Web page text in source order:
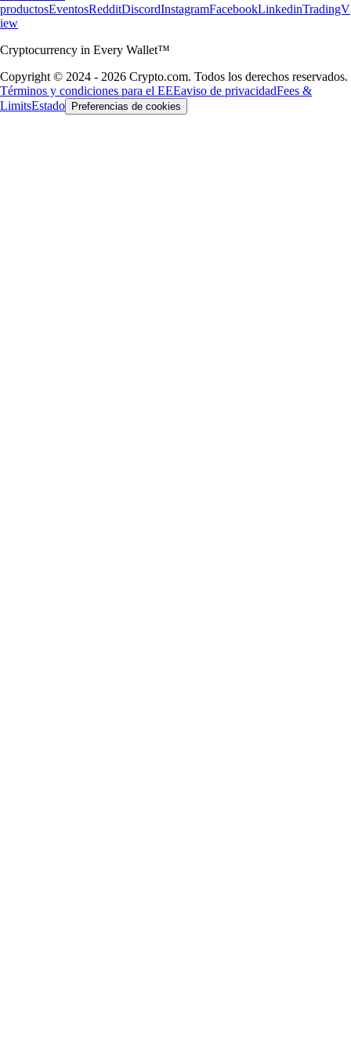
productosEventosRedditDiscordInstagramFacebookLinkedinTradingV
iew
Cryptocurrency in Every Wallet™
Copyright © 2024 - 2026 Crypto.com. Todos los derechos reservados.
Términos y condiciones para el EEEaviso de privacidadFees &
LimitsEstado Preferencias de cookies